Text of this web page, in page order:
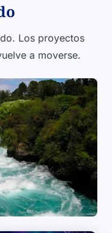
Los proyectos
a moverse.